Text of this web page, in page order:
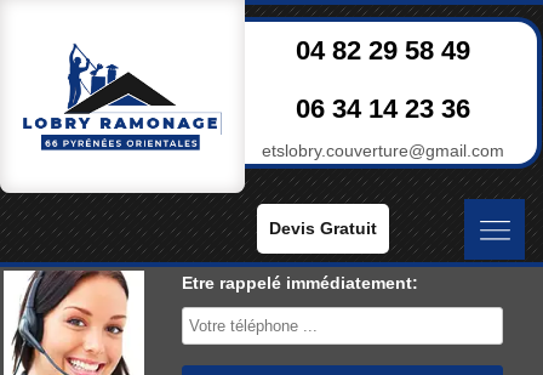
04 82 29 58 49
06 34 14 23 36
etslobry.couverture@gmail.com
Devis Gratuit
Etre rappelé immédiatement: